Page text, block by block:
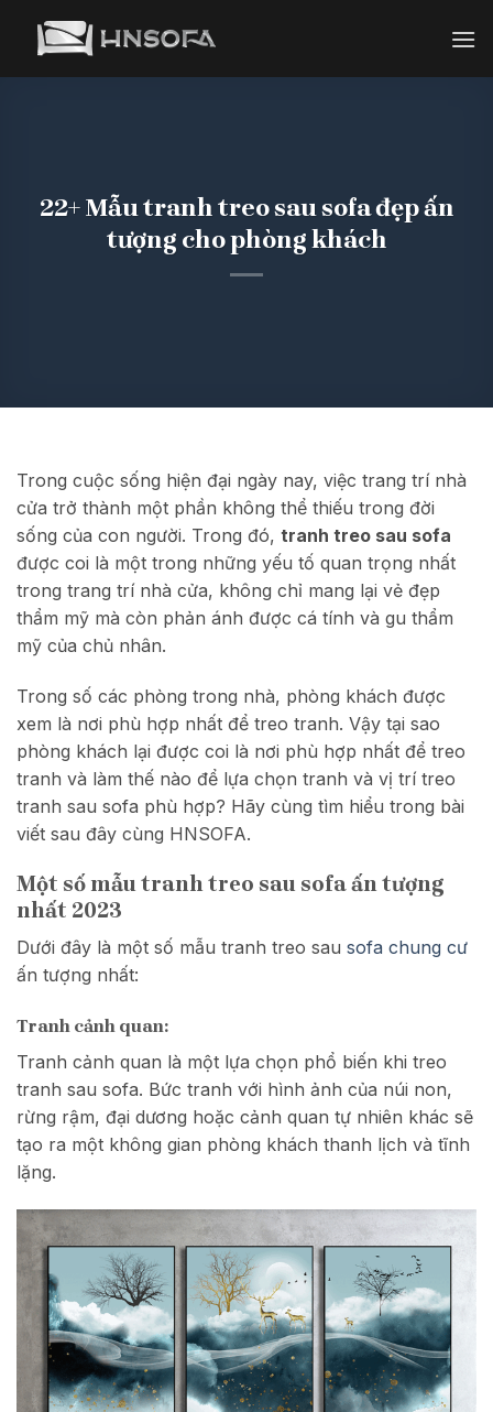
22+ Mẫu tranh treo sau sofa đẹp ấn
tượng cho phòng khách
Trong cuộc sống hiện đại ngày nay, việc trang trí nhà
cửa trở thành một phần không thể thiếu trong đời
sống của con người. Trong đó, tranh treo sau sofa
được coi là một trong những yếu tố quan trọng nhất
trong trang trí nhà cửa, không chỉ mang lại vẻ đẹp
thẩm mỹ mà còn phản ánh được cá tính và gu thẩm
mỹ của chủ nhân.
Trong số các phòng trong nhà, phòng khách được
xem là nơi phù hợp nhất để treo tranh. Vậy tại sao
phòng khách lại được coi là nơi phù hợp nhất để treo
tranh và làm thế nào để lựa chọn tranh và vị trí treo
tranh sau sofa phù hợp? Hãy cùng tìm hiểu trong bài
viết sau đây cùng HNSOFA.
Một số mẫu tranh treo sau sofa ấn tượng
nhất 2023
Dưới đây là một số mẫu tranh treo sau sofa chung cư
ấn tượng nhất:
Tranh cảnh quan:
Tranh cảnh quan là một lựa chọn phổ biến khi treo
tranh sau sofa. Bức tranh với hình ảnh của núi non,
rừng rậm, đại dương hoặc cảnh quan tự nhiên khác sẽ
tạo ra một không gian phòng khách thanh lịch và tĩnh
lặng.